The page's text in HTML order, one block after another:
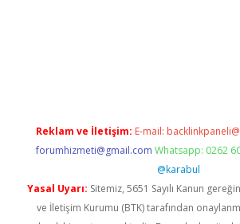
Reklam ve İletişim: E-mail:
forumhizmeti@gmail.com Whatsapp: 0262
@karabul
Yasal Uyarı: Sitemiz, 5651 Sayılı Kanun
ve İletişim Kurumu (BTK) tarafından